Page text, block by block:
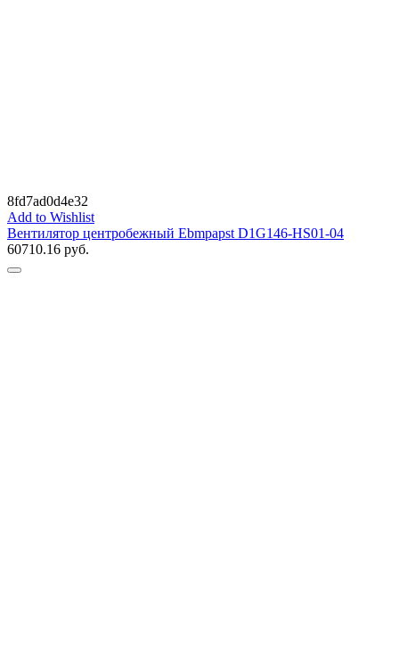
8fd7ad0d4e32
Add to Wishlist
Вентилятор центробежный Ebmpapst D1G146-HS01-04
60710.16 руб.